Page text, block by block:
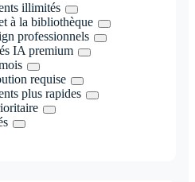
illimités
à la bibliothèque
professionnels
IA premium
requise
plus rapides